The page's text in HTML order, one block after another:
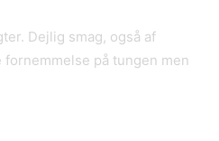
Dejlig smag, også af
på tungen men